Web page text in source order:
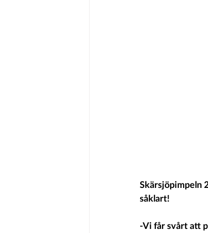
Skärsjöpimpeln
såklart!
-Vi får svårt att